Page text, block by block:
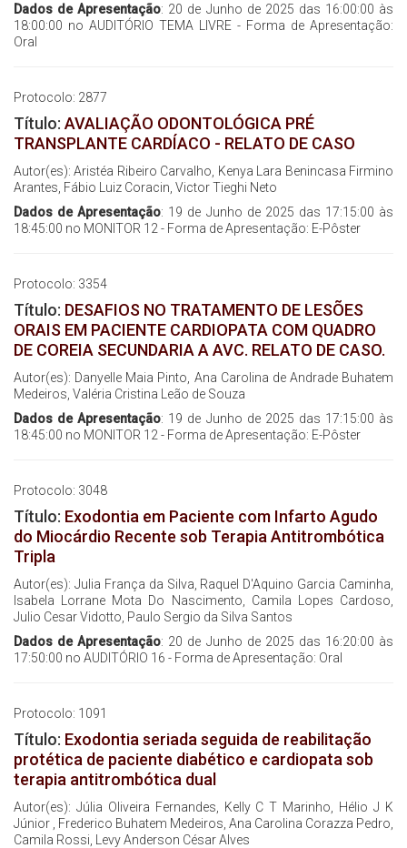
Dados de Apresentação: 20 de Junho de 2025 das 16:00:00 às
18:00:00 no AUDITÓRIO TEMA LIVRE - Forma de Apresentação:
Oral
Protocolo: 2877
Título: AVALIAÇÃO ODONTOLÓGICA PRÉ
TRANSPLANTE CARDÍACO - RELATO DE CASO
Autor(es): Aristéa Ribeiro Carvalho, Kenya Lara Benincasa Firmino
Arantes, Fábio Luiz Coracin, Victor Tieghi Neto
Dados de Apresentação: 19 de Junho de 2025 das 17:15:00 às
18:45:00 no MONITOR 12 - Forma de Apresentação: E-Pôster
Protocolo: 3354
Título: DESAFIOS NO TRATAMENTO DE LESÕES
ORAIS EM PACIENTE CARDIOPATA COM QUADRO
DE COREIA SECUNDARIA A AVC. RELATO DE CASO.
Autor(es): Danyelle Maia Pinto, Ana Carolina de Andrade Buhatem
Medeiros, Valéria Cristina Leão de Souza
Dados de Apresentação: 19 de Junho de 2025 das 17:15:00 às
18:45:00 no MONITOR 12 - Forma de Apresentação: E-Pôster
Protocolo: 3048
Título: Exodontia em Paciente com Infarto Agudo
do Miocárdio Recente sob Terapia Antitrombótica
Tripla
Autor(es): Julia França da Silva, Raquel D'Aquino Garcia Caminha,
Isabela Lorrane Mota Do Nascimento, Camila Lopes Cardoso,
Julio Cesar Vidotto, Paulo Sergio da Silva Santos
Dados de Apresentação: 20 de Junho de 2025 das 16:20:00 às
17:50:00 no AUDITÓRIO 16 - Forma de Apresentação: Oral
Protocolo: 1091
Título: Exodontia seriada seguida de reabilitação
protética de paciente diabético e cardiopata sob
terapia antitrombótica dual
Autor(es): Júlia Oliveira Fernandes, Kelly C T Marinho, Hélio J K
Júnior , Frederico Buhatem Medeiros, Ana Carolina Corazza Pedro,
Camila Rossi, Levy Anderson César Alves